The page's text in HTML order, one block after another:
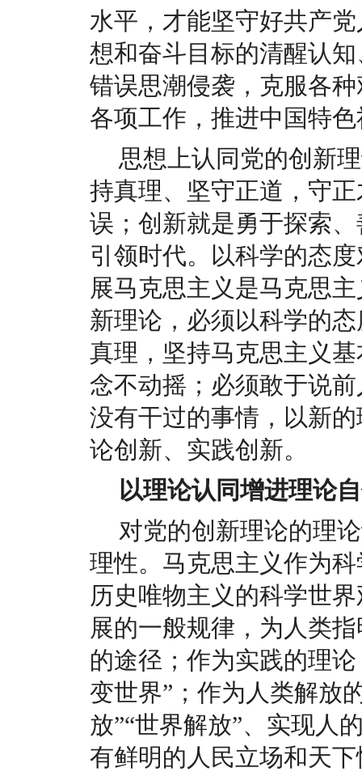
水平，才能坚守好共产
想和奋斗目标的清醒认
错误思潮侵袭，克服各
各项工作，推进中国特
思想上认同党的创新
持真理、坚守正道，守
误；创新就是勇于探索
引领时代。以科学的态
展马克思主义是马克思
新理论，必须以科学的
真理，坚持马克思主义
念不动摇；必须敢于说
没有干过的事情，以新
论创新、实践创新。
以理论认同增进理论
对党的创新理论的理
理性。马克思主义作为
历史唯物主义的科学世
展的一般规律，为人类
的途径；作为实践的理
变世界”；作为人类解放
放”“世界解放”、实现人
有鲜明的人民立场和天